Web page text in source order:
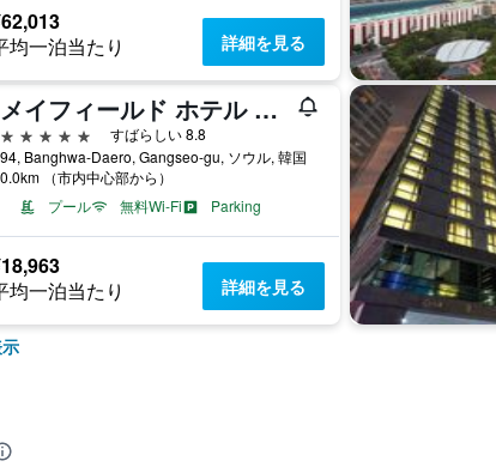
均一泊当たり 詳細を見る
メイフィールド ホテル ソウル
5つ星
すばらしい 8.8
94, Banghwa-Daero, Gangseo-gu, ソウル, 韓国
0.0km （市内中心部から）
プール
無料Wi-Fi Parking
均一泊当たり 詳細を見る